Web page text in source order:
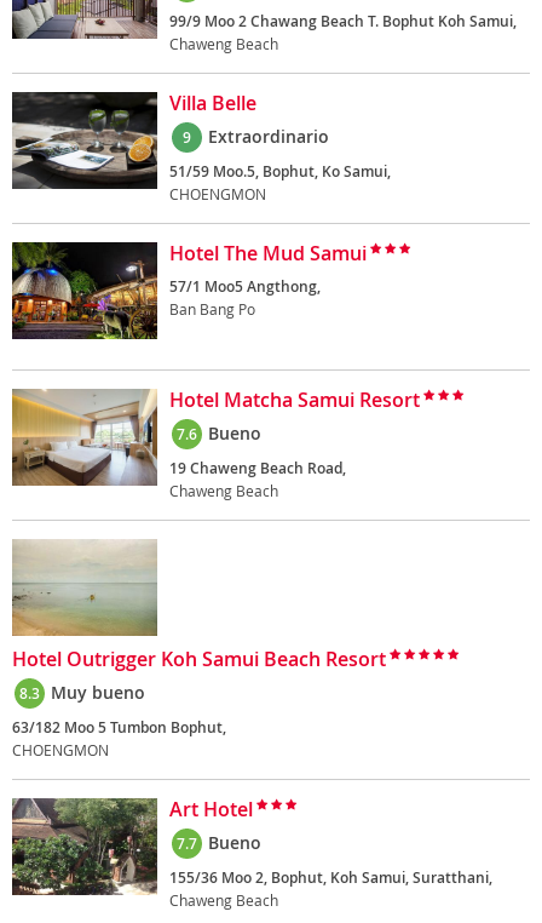
99/9 Moo 2 Chawang Beach T. Bophut Koh Samui,
Chaweng Beach
Villa Belle
9 Extraordinario
51/59 Moo.5, Bophut, Ko Samui,
CHOENGMON
Hotel The Mud Samui
57/1 Moo5 Angthong,
Ban Bang Po
Hotel Matcha Samui Resort
7.6 Bueno
19 Chaweng Beach Road,
Chaweng Beach
Hotel Outrigger Koh Samui Beach Resort
8.3 Muy bueno
63/182 Moo 5 Tumbon Bophut,
CHOENGMON
Art Hotel
7.7 Bueno
155/36 Moo 2, Bophut, Koh Samui, Suratthani,
Chaweng Beach